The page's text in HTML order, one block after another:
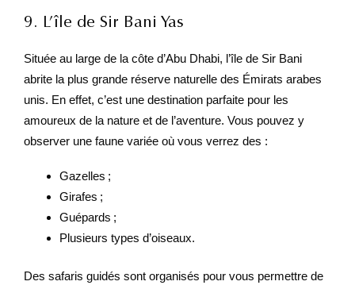
9. L’île de Sir Bani Yas
Située au large de la côte d’Abu Dhabi, l’île de Sir Bani
abrite la plus grande réserve naturelle des Émirats arabes
unis. En effet, c’est une destination parfaite pour les
amoureux de la nature et de l’aventure. Vous pouvez y
observer une faune variée où vous verrez des :
Gazelles ;
Girafes ;
Guépards ;
Plusieurs types d’oiseaux.
Des safaris guidés sont organisés pour vous permettre de